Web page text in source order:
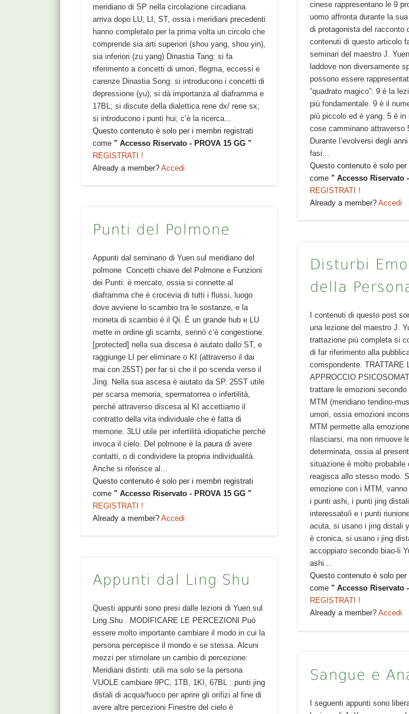
cinese rappresentano le 9
uomo affronta durante la
di protagonista del racconto
contenuti di questo articolo
seminari del maestro J.
laddove non diversamente
possono essere
“quadrato magico”: 9 è la
più fondamentale. 9 è il
più piccolo ed è yang. 5 è in
cose camminano attraverso
Durante l’evolversi degli
fasi...
Questo contenuto è solo
come " Accesso Riservato
REGISTRATI !
Already a member? Accedi
meridiano di SP nella circolazione circadiana
arriva dopo LU, LI, ST, ossia i meridiani precedenti
hanno completato per la prima volta un circolo che
comprende sia arti superiori (shou yang, shou yin),
sia inferiori (zu yang) Dinastia Tang: si fa
riferimento a concetti di umori, flegma, eccessi e
carenze Dinastia Song: si introducono i concetti di
depressione (yu); si dà importanza al diaframma e
17BL; si discute della dialettica rene dx/ rene sx;
si introducono i punti hui; c’è la ricerca...
Questo contenuto è solo per i membri registrati
come" Accesso Riservato - PROVA 15 GG "
REGISTRATI !
Already a member?Accedi
Punti del Polmone
Appunti dal seminario di Yuen sul meridiano del
polmone Concetti chiave del Polmone e Funzioni
dei Punti: è mercato, ossia si connette al
diaframma che è crocevia di tutti i flussi, luogo
dove avviene lo scambio tra le sostanze, e la
moneta di scambio è il Qi. É un grande hub e LU
mette in ordine gli scambi, sennò c’è congestione.
[protected] nella sua discesa è aiutato dallo ST, e
raggiunge LI per eliminare o KI (attraverso il dai
mai con 25ST) per far sì che il po scenda verso il
Jing. Nella sua ascesa è aiutato da SP. 25ST utile
per scarsa memoria, spermatorrea o infertilità,
perché attraverso discesa al KI accettiamo il
contratto della vita individuale che è fatta di
memorie. 3LU utile per infertilità idiopatiche perché
invoca il cielo. Del polmone è la paura di avere
contatti, o di condividere la propria individualità.
Anche si riferisce al...
Questo contenuto è solo per i membri registrati
come" Accesso Riservato - PROVA 15 GG "
REGISTRATI !
Already a member?Accedi
Disturbi
della
I contenuti di questo post
una lezione del maestro J.
trattazione più completa si
di far riferimento alla
corrispondente. TRATTARE
APPROCCIO
trattare le emozioni
MTM (meridiano tendino-
umori, ossia emozioni
MTM permette alla
rilasciarsi, ma non rimuove
determinata, ossia al
situazione è molto probabile
reagisca allo stesso modo.
emozione con i MTM,
i punti ashi, i punti jing
interessato/i e i punti
acuta, si usano i jing distali
è cronica, si usano i jing
accoppiato secondo biao-li
ashi...
Questo contenuto è solo
come " Accesso Riservato
REGISTRATI !
Already a member? Accedi
Appunti dal Ling Shu
Questi appunti sono presi dalle lezioni di Yuen sul
Ling Shu . MODIFICARE LE PERCEZIONI Può
essere molto importante cambiare il modo in cui la
persona percepisce il mondo e se stessa. Alcuni
mezzi per stimolare un cambio di percezione:
Meridiani distinti: utili ma solo se la persona
VUOLE cambiare 9PC, 1TB, 1KI, 67BL : punti jing
distali di acqua/fuoco per aprire gli orifizi al fine di
avere altre percezioni Finestre del cielo è
Sangue e
I seguenti appunti sono